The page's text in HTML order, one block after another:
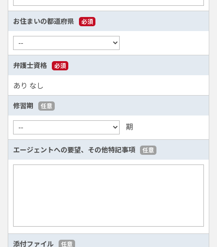
お住まいの都道府県 必須
弁護士資格 必須
あり なし
修習期 任意
期
エージェントへの要望、 その他特記事項 任意
添付ファイル 任意